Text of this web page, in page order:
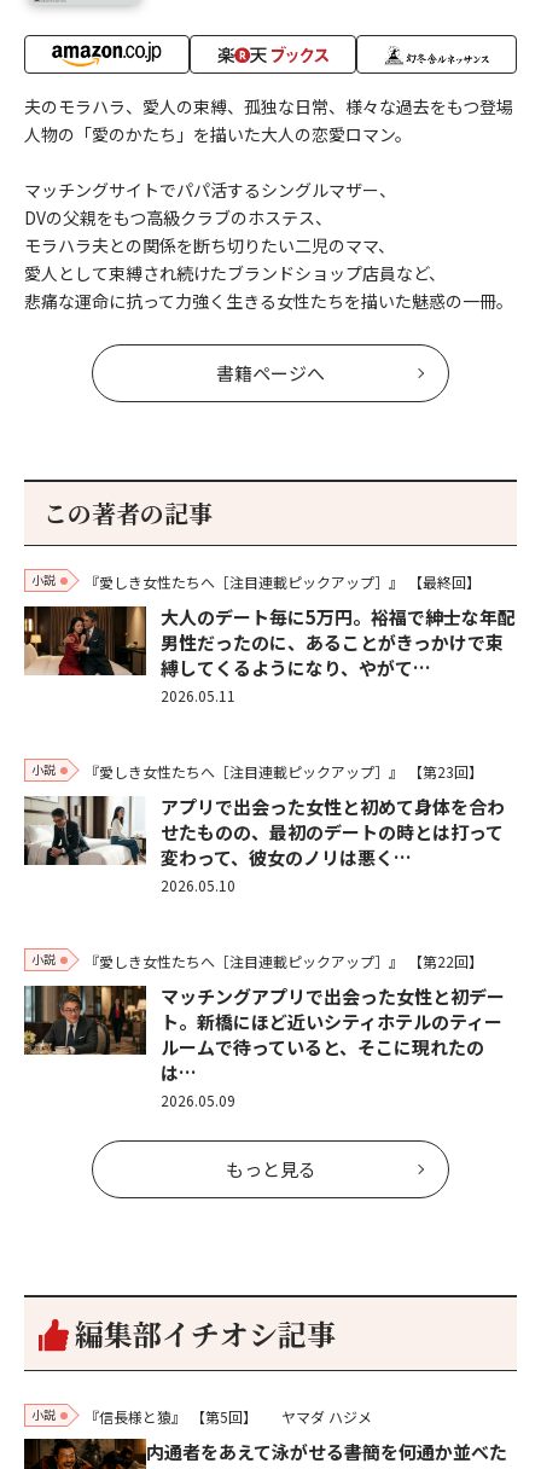
夫のモラハラ、愛人の束縛、孤独な日常、様々な過去をもつ登場
人物の「愛のかたち」を描いた大人の恋愛ロマン。
マッチングサイトでパパ活するシングルマザー、
DVの父親をもつ高級クラブのホステス、
モラハラ夫との関係を断ち切りたい二児のママ、
愛人として束縛され続けたブランドショップ店員など、
悲痛な運命に抗って力強く生きる女性たちを描いた魅惑の一冊。
書籍ページへ
この著者の記事
小説 『愛しき女性たちへ［注目連載ピックアップ］』 【最終回】
大人のデート毎に5万円。裕福で紳士な年配
男性だったのに、あることがきっかけで束
縛してくるようになり、やがて…
2026.05.11
小説 『愛しき女性たちへ［注目連載ピックアップ］』 【第23回】
アプリで出会った女性と初めて身体を合わ
せたものの、最初のデートの時とは打って
変わって、彼女のノリは悪く…
2026.05.10
小説 『愛しき女性たちへ［注目連載ピックアップ］』 【第22回】
マッチングアプリで出会った女性と初デー
ト。新橋にほど近いシティホテルのティー
ルームで待っていると、そこに現れたの
は…
2026.05.09
もっと見る
編集部イチオシ記事
小説 『信長様と猿』 【第5回】 ヤマダ ハジメ
内通者をあえて泳がせる――書簡を何通か並べた